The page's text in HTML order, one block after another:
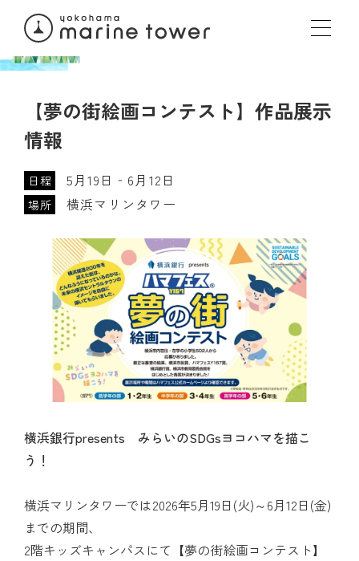
【夢の街絵画コンテスト】作品展示
情報
日程 5月19日‐6月12日
場所 横浜マリンタワー
横浜銀行presents みらいのSDGsヨコハマを描こ
う！
横浜マリンタワーでは2026年5月19日(火)～6月12日(金)
までの期間、
2階キッズキャンパスにて【夢の街絵画コンテスト】